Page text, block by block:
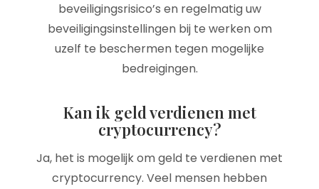
beveiligingsrisico’s en regelmatig uw
beveiligingsinstellingen bij te werken om
uzelf te beschermen tegen mogelijke
bedreigingen.
Kan ik geld verdienen met
cryptocurrency?
Ja, het is mogelijk om geld te verdienen met
cryptocurrency. Veel mensen hebben